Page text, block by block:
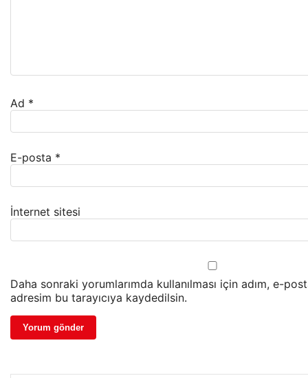
Ad *
E-posta *
İnternet sitesi
Daha sonraki yorumlarımda kullanılması için adım, e-
adresim bu tarayıcıya kaydedilsin.